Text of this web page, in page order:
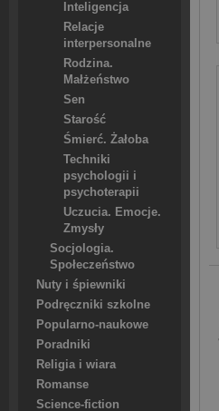
Inteligencja
Relacje
interpersonalne
Rodzina.
Małżeństwo
Sen
Starość
Śmierć. Żałoba
Techniki
psychologii i
psychoterapii
Uczucia. Emocje.
Zmysły
Socjologia.
Społeczeństwo
Nuty i śpiewniki
Podręczniki szkolne
Popularno-naukowe
Poradniki
Religia i wiara
Romanse
Science-fiction